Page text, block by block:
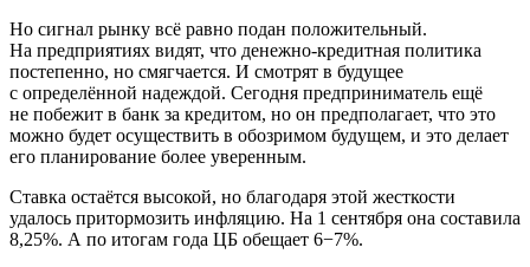
Но сигнал рынку всё равно подан положительный.
На предприятиях видят, что денежно-кредитная политика
постепенно, но смягчается. И смотрят в будущее
с определённой надеждой. Сегодня предприниматель ещё
не побежит в банк за кредитом, но он предполагает, что это
можно будет осуществить в обозримом будущем, и это делает
его планирование более уверенным.
Ставка остаётся высокой, но благодаря этой жесткости
удалось притормозить инфляцию. На 1 сентября она составила
8,25%. А по итогам года ЦБ обещает 6−7%.